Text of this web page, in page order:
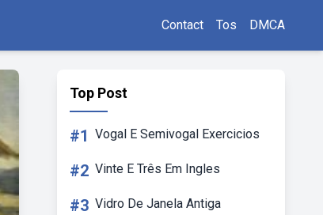
Contact Tos DMCA
Top Post
#1 Vogal E Semivogal Exercicios
#2 Vinte E Três Em Ingles
#3 Vidro De Janela Antiga